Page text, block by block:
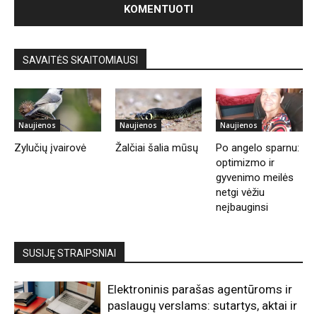
SAVAITĖS SKAITOMIAUSI
Naujienos
Zylučių įvairovė
Naujienos
Žalčiai šalia mūsų
Naujienos
Po angelo sparnu:
optimizmo ir
gyvenimo meilės
netgi vėžiu
neįbauginsi
SUSIJĘ STRAIPSNIAI
Elektroninis parašas agentūroms ir
paslaugų verslams: sutartys, aktai ir